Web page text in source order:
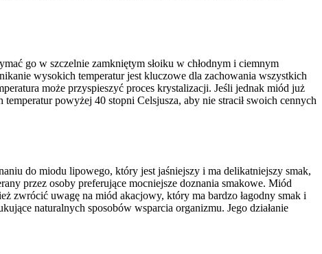
go w szczelnie zamkniętym słoiku w chłodnym i ciemnym
wysokich temperatur jest kluczowe dla zachowania wszystkich
może przyspieszyć proces krystalizacji. Jeśli jednak miód już
powyżej 40 stopni Celsjusza, aby nie stracił swoich cennych
do miodu lipowego, który jest jaśniejszy i ma delikatniejszy smak,
przez osoby preferujące mocniejsze doznania smakowe. Miód
zwrócić uwagę na miód akacjowy, który ma bardzo łagodny smak i
naturalnych sposobów wsparcia organizmu. Jego działanie